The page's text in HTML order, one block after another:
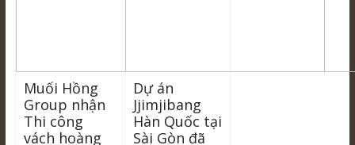
Muối Hồng
Group nhận
Thi công
vách hoàng
Dự án
Jjimjibang
Hàn Quốc tại
Sài Gòn đã